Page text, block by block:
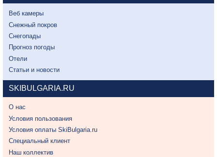
Веб камеры
Снежный покров
Снегопады
Прогноз погоды
Отели
Статьи и новости
SKIBULGARIA.RU
О нас
Условия пользования
Условия оплаты SkiBulgaria.ru
Специальный клиент
Наш коллектив